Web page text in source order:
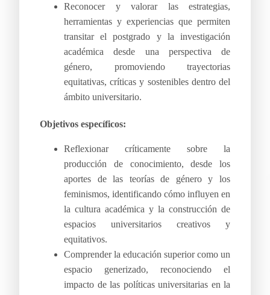
Reconocer y valorar las estrategias,
herramientas y experiencias que permiten
transitar el postgrado y la investigación
académica desde una perspectiva de
género, promoviendo trayectorias
equitativas, críticas y sostenibles dentro del
ámbito universitario.
Objetivos específicos:
Reflexionar críticamente sobre la
producción de conocimiento, desde los
aportes de las teorías de género y los
feminismos, identificando cómo influyen en
la cultura académica y la construcción de
espacios universitarios creativos y
equitativos.
Comprender la educación superior como un
espacio generizado, reconociendo el
impacto de las políticas universitarias en la